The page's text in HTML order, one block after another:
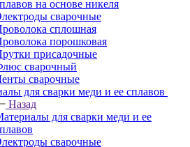
на основе никеля
сварочные
сплошная
порошковая
присадочные
сварочный
сварочные
для сварки меди и ее сплавов
Назад
для сварки меди и ее
сварочные